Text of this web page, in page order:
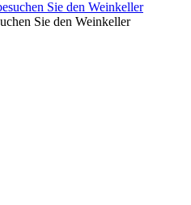
Sie den Weinkeller